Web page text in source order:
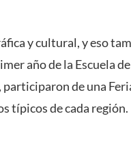
y cultural, y eso
año de la Escuela
de una
típicos de cada región.